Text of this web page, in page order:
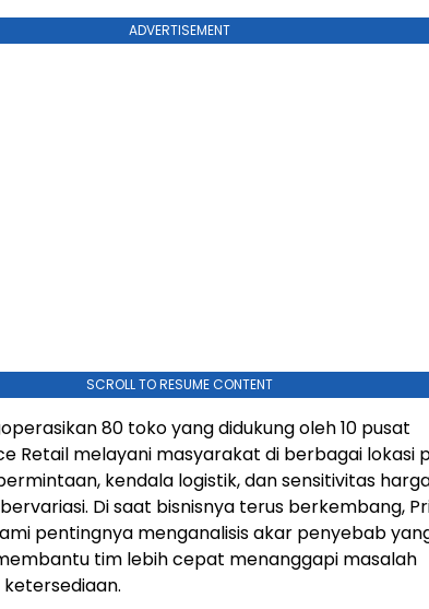
ADVERTISEMENT
SCROLL TO RESUME CONTENT
80 toko yang didukung oleh 10 pusat
Retail melayani masyarakat di berbagai lokasi
kendala logistik, dan sensitivitas
Di saat bisnisnya terus berkembang,
pentingnya menganalisis akar penyebab
tim lebih cepat menanggapi masalah